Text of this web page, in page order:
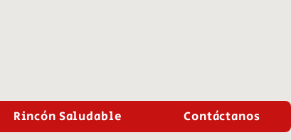
Rincón Saludable Contáctanos